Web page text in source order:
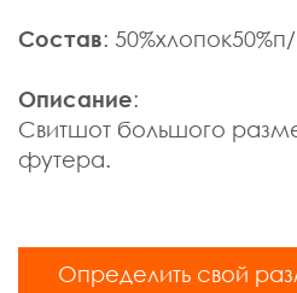
Пиджаки
Пуловеры, Водолазки
Ремни
Рубашки
Толстовки
Футболки
Состав:
Описание:
Свитшот большого
футера.
Определить свой